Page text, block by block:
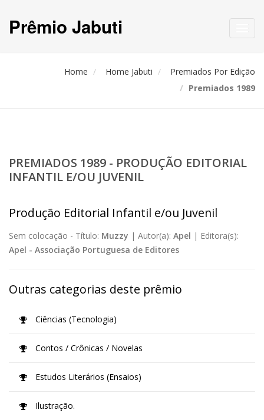
Prêmio Jabuti
Home Home Jabuti
Premiados Por Edição
Premiados 1989
PREMIADOS 1989 - PRODUÇÃO EDITORIAL
INFANTIL E/OU JUVENIL
Produção Editorial Infantil e/ou Juvenil
Sem colocação - Título: Muzzy | Autor(a): Apel | Editora(s):
Apel - Associação Portuguesa de Editores
Outras categorias deste prêmio
Ciências (Tecnologia)
Contos / Crônicas / Novelas
Estudos Literários (Ensaios)
Ilustração.